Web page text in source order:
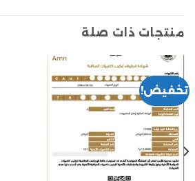
منتجات ذات صلة
تخفيض!